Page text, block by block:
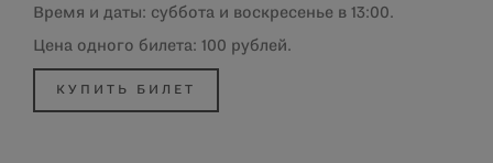
Время и даты: суббота и воскресенье в 13:00.
Цена одного билета: 100 рублей.
КУПИТЬ БИЛЕТ